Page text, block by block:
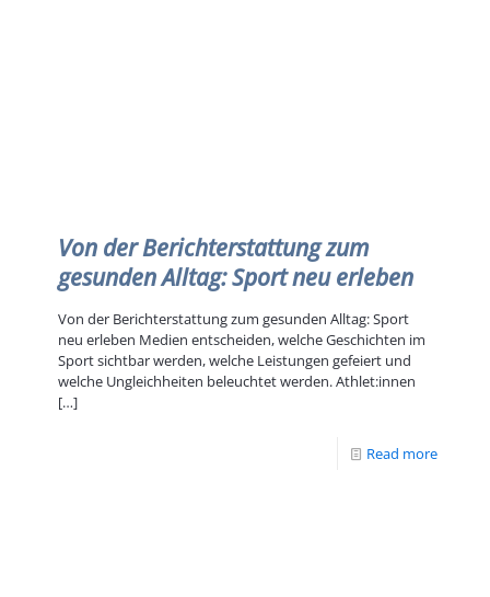
Von der Berichterstattung zum
gesunden Alltag: Sport neu erleben
Von der Berichterstattung zum gesunden Alltag: Sport
neu erleben Medien entscheiden, welche Geschichten im
Sport sichtbar werden, welche Leistungen gefeiert und
welche Ungleichheiten beleuchtet werden. Athlet:innen
[…]
Read more